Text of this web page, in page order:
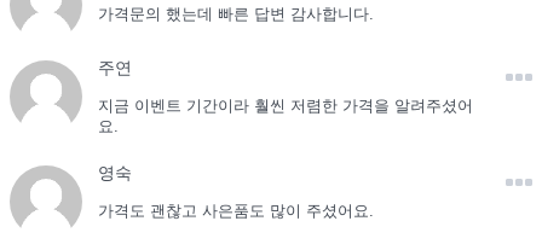
가격문의 했는데 빠른 답변 감사합니다.
주연
지금 이벤트 기간이라 훨씬 저렴한 가격을 알려주셨어
요.
영숙
가격도 괜찮고 사은품도 많이 주셨어요.